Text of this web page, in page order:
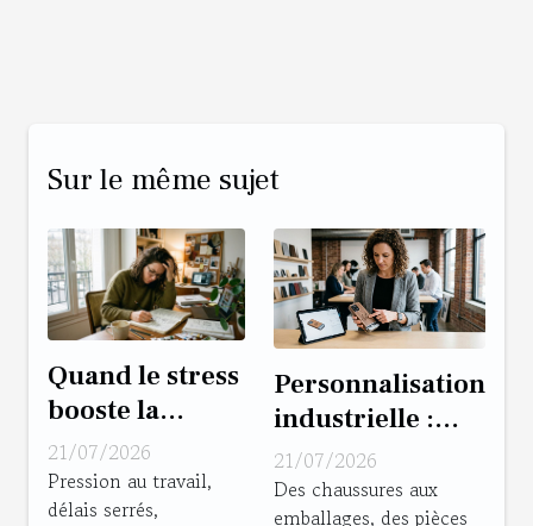
Sur le même sujet
Quand le stress
booste la
créativité :
vérités et
fausses excuses
21/07/2026
Pression au travail,
délais serrés,
Personnalisation
industrielle :
gadget
commercial ou
21/07/2026
Des chaussures aux
emballages, des pièces